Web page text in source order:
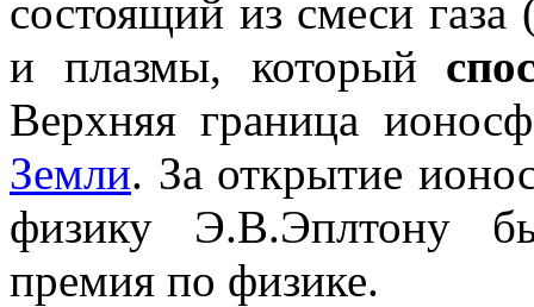
состоящий из смеси газа
и плазмы, который
Верхняя граница
Земли. За открытие
физику Э.В.Эплтону
премия по физике.